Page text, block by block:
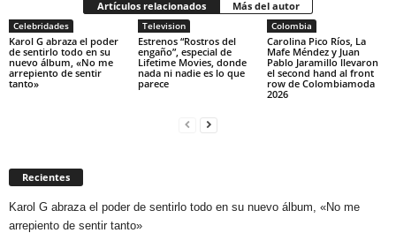
Artículos relacionados Más del autor
Celebridades
Karol G abraza el poder
de sentirlo todo en su
nuevo álbum, «No me
arrepiento de sentir
tanto»
Television
Estrenos “Rostros del
engaño”, especial de
Lifetime Movies, donde
nada ni nadie es lo que
parece
Colombia
Carolina Pico Ríos, La
Mafe Méndez y Juan
Pablo Jaramillo llevaron
el second hand al front
row de Colombiamoda
2026
Recientes
Karol G abraza el poder de sentirlo todo en su nuevo álbum, «No me
arrepiento de sentir tanto»